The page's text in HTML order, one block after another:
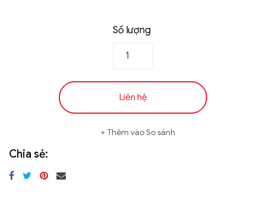
Số lượng
Liên hệ
Thêm vào So sánh
Chia sẻ: